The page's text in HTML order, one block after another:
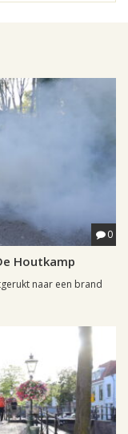
0
Houtkamp
naar een brand